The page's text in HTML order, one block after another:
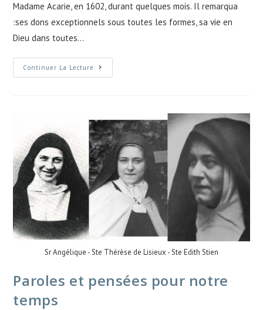
Madame Acarie, en 1602, durant quelques mois. Il remarqua
:ses dons exceptionnels sous toutes les formes, sa vie en
Dieu dans toutes…
Continuer La Lecture
Sr Angélique - Ste Thérèse de Lisieux - Ste Edith Stien
Paroles et pensées pour notre
temps